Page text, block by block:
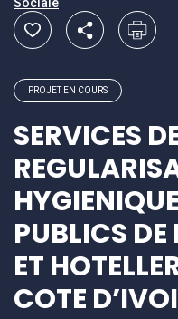
PROJET EN COURS
SERVICES
PUBLICS
ET
COTE